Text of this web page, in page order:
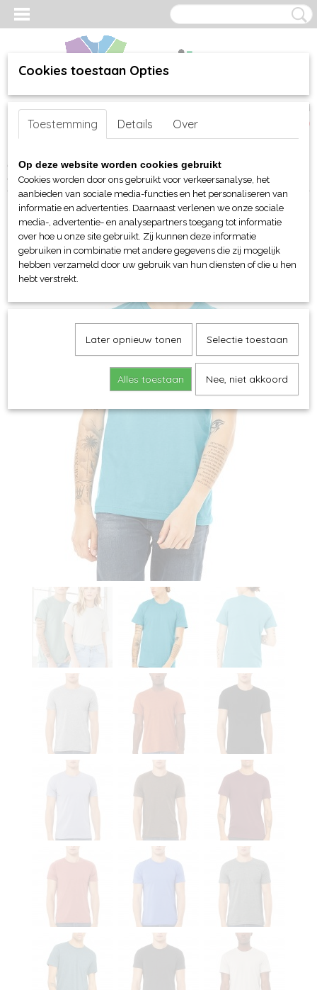
Inloggen Registreren
(0)
Home >webshop>Per merk >Bella+Canvas>
shirts> B+C Unisex Canvas Heather CVC T-shirt
Cookies toestaan Opties
Toestemming Details Over
Op deze website worden cookies gebruikt
Cookies worden door ons gebruikt voor verkeersanalyse, het
aanbieden van sociale media-functies en het personaliseren van
informatie en advertenties. Daarnaast verlenen we onze sociale
media-, advertentie- en analysepartners toegang tot informatie
over hoe u onze site gebruikt. Zij kunnen deze informatie
gebruiken in combinatie met andere gegevens die zij mogelijk
hebben verzameld door uw gebruik van hun diensten of die u hen
hebt verstrekt.
Later opnieuw tonen Selectie toestaan
Alles toestaan Nee, niet akkoord